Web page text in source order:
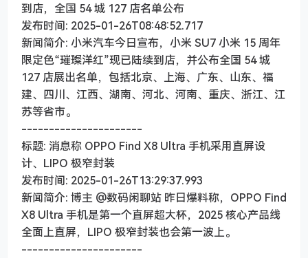
到店，全国 54 城 127 店名单公布
发布时间: 2025-01-26T08:48:52.717
新闻简介: 小米汽车今日宣布，小米 SU7 小米 15 周年
限定色“璀璨洋红”现已陆续到店，并公布全国 54 城
127 店展出名单，包括北京、上海、广东、山东、福
建、四川、江西、湖南、河北、河南、重庆、浙江、江
苏等省市。
----------------------
标题: 消息称 OPPO Find X8 Ultra 手机采用直屏设
计、LIPO 极窄封装
发布时间: 2025-01-26T13:29:37.993
新闻简介: 博主 @数码闲聊站 昨日爆料称，OPPO Find
X8 Ultra 手机是第一个直屏超大杯，2025 核心产品线
全面上直屏，LIPO 极窄封装也会第一波上。
----------------------